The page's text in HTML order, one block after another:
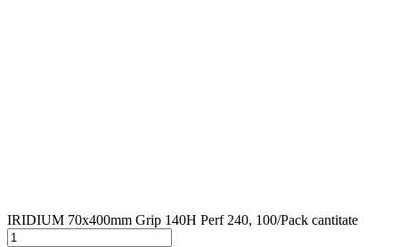
IRIDIUM 70x400mm Grip 140H Perf 240, 100/Pack cantitate